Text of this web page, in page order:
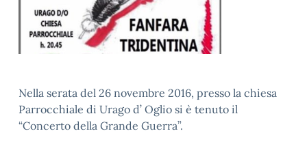
Nella serata del 26 novembre 2016, presso la chiesa
Parrocchiale di Urago d’ Oglio si è tenuto il
“Concerto della Grande Guerra”.